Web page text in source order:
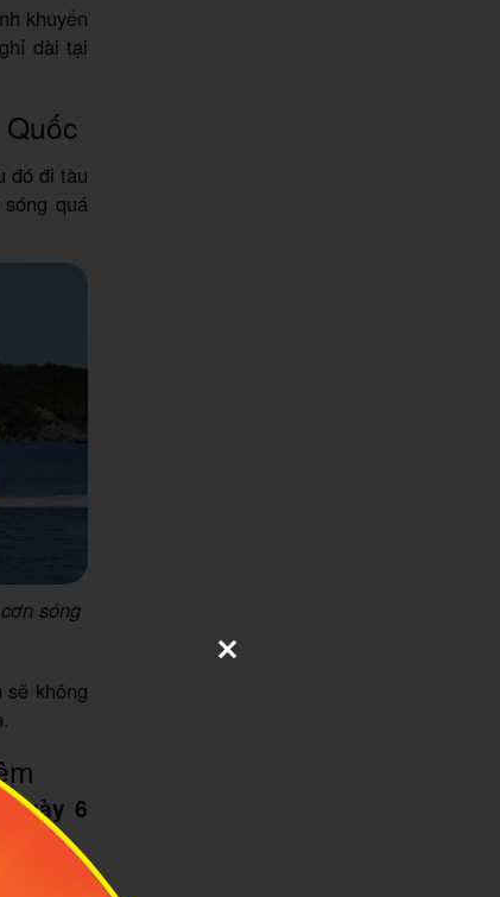
khuyến
dài tại
đó đi tàu
quá
sóng
không
ngày 6
khách